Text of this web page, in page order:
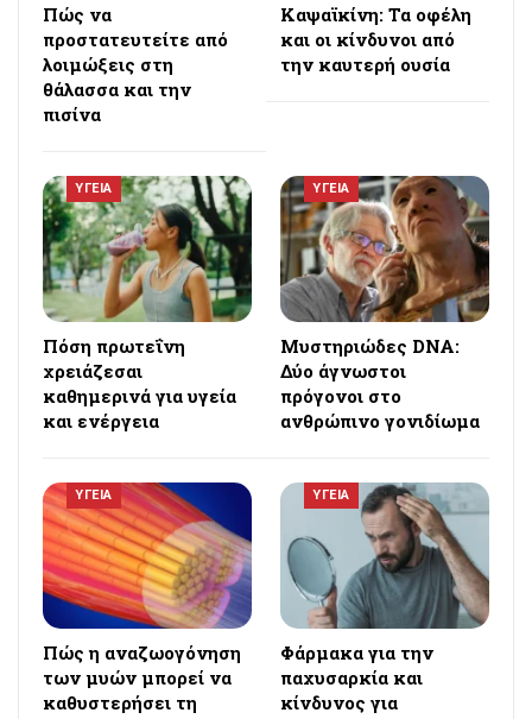
Πώς να
προστατευτείτε από
λοιμώξεις στη
θάλασσα και την
πισίνα
Καψαϊκίνη: Τα οφέλη
και οι κίνδυνοι από
την καυτερή ουσία
ΥΓΕΙΑ
Πόση πρωτεΐνη
χρειάζεσαι
καθημερινά για υγεία
και ενέργεια
ΥΓΕΙΑ
Μυστηριώδες DNA:
Δύο άγνωστοι
πρόγονοι στο
ανθρώπινο γονιδίωμα
ΥΓΕΙΑ
Πώς η αναζωογόνηση
των μυών μπορεί να
καθυστερήσει τη
ΥΓΕΙΑ
Φάρμακα για την
παχυσαρκία και
κίνδυνος για